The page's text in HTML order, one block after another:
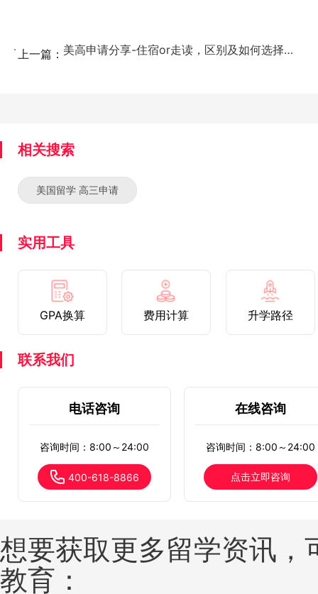
上一篇： 美高申请分享-住宿or走读，区别及如何选择？...
相关搜索
美国留学 高三申请
实用工具
GPA换算 费用计算 升学路径
联系我们
电话咨询
咨询时间：8:00～24:00
400-618-8866
在线咨询
咨询时间：8:00～24:00
点击立即咨询
想要获取更多留学资讯
教育：